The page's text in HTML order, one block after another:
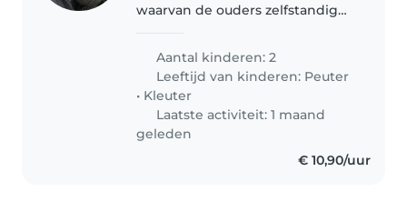
waarvan de ouders zelfstandig
kunnen gebruiken voor de zorg
van onze dochter van 4 en zoon
van 2. Dochter houdt van
tekenen..
Aantal kinderen: 2
Leeftijd van kinderen: Peuter
• Kleuter
Laatste activiteit: 1 maand
geleden
€ 10,90/uur